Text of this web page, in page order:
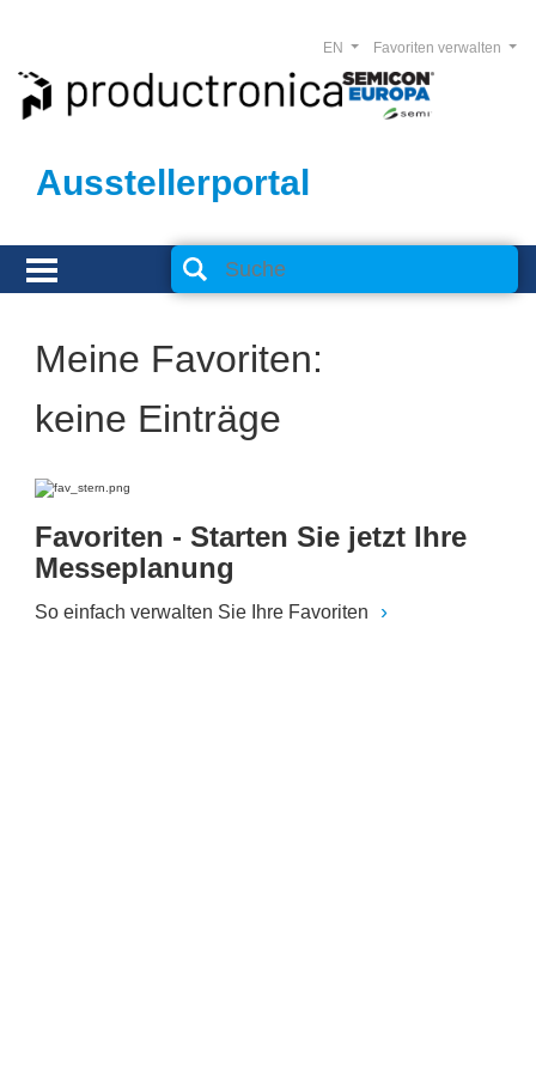
Ausstellerportal
Favoriten verwalten
EN
Meine Favoriten:
keine Einträge
Favoriten - Starten Sie jetzt Ihre
Messeplanung
So einfach verwalten Sie Ihre Favoriten